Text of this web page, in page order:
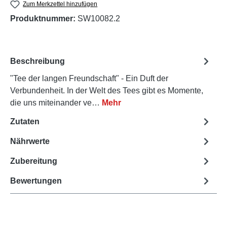
Zum Merkzettel hinzufügen
Produktnummer: SW10082.2
Beschreibung
"Tee der langen Freundschaft" - Ein Duft der
Verbundenheit. In der Welt des Tees gibt es Momente,
die uns miteinander ve… Mehr
Zutaten
Nährwerte
Zubereitung
Bewertungen